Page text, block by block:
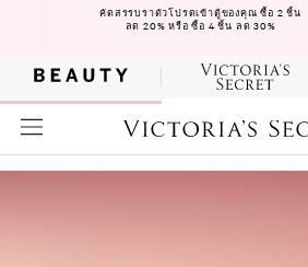
คัดสรรบราตัวโปรดเข้าตู้ของคุณ ซื้อ 2 ชิ้น
ลด 20% หรือ ซื้อ 4 ชิ้น ลด 30%